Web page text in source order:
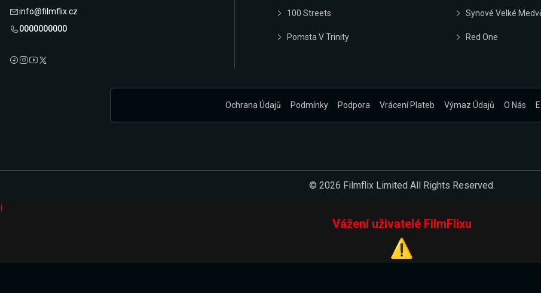
info@filmflix.cz
0000000000
100 Streets
Pomsta V Trinity
Synové Velké
Red One
Ochrana Údajů Podmínky Podpora Vrácení Plateb Výmaz Údajů O Nás
© 2026 Filmflix Limited All Rights Reserved.
i
Vážení uživatelé FilmFlixu
⚠️